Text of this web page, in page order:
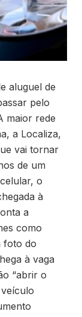
aluguel de
pelo
maior rede
a Localiza,
vai tornar
de um
o
à
a
como
foto do
à vaga
“abrir o